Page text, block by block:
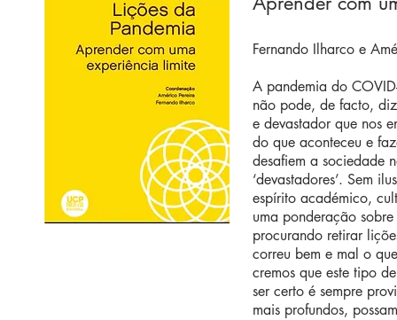
Fernando Ilharco e
A pandemia do
não pode, de facto,
e devastador que nos
do que aconteceu e
desafiem a sociedade
‘devastadores’. Sem
espírito académico,
uma ponderação
procurando retirar
correu bem e mal o
cremos que este tipo
ser certo é sempre
mais profundos,